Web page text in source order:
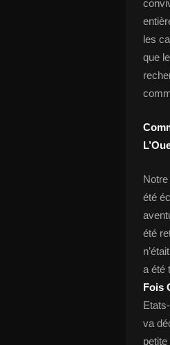
les
que
été
été
a été
Fois
va